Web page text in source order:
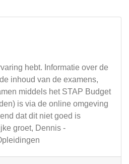
hebt. Informatie over de
inhoud van de examens,
middels het STAP Budget
is via de online omgeving
dat dit niet goed is
groet, Dennis -